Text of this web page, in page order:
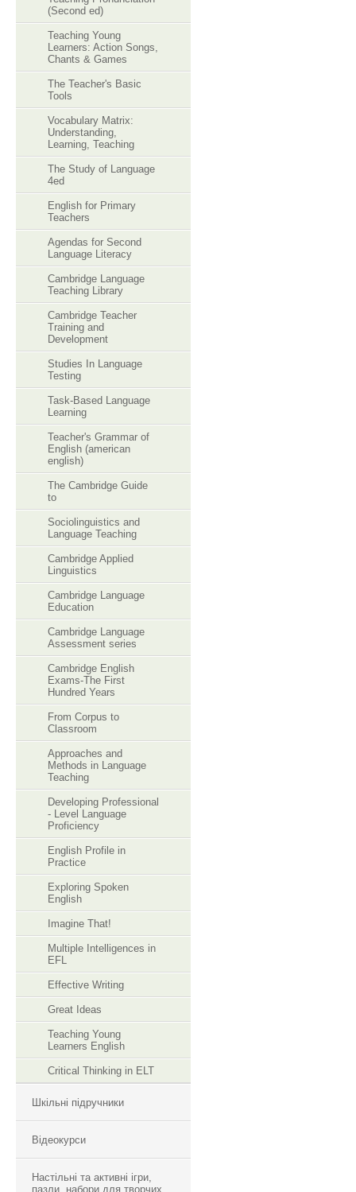
(Second ed)
Teaching Young
Learners: Action Songs,
Chants & Games
The Teacher's Basic
Tools
Vocabulary Matrix:
Understanding,
Learning, Teaching
The Study of Language
4ed
English for Primary
Teachers
Agendas for Second
Language Literacy
Cambridge Language
Teaching Library
Cambridge Teacher
Training and
Development
Studies In Language
Testing
Task-Based Language
Learning
Teacher's Grammar of
English (american
english)
The Cambridge Guide
to
Sociolinguistics and
Language Teaching
Cambridge Applied
Linguistics
Cambridge Language
Education
Cambridge Language
Assessment series
Cambridge English
Exams-The First
Hundred Years
From Corpus to
Classroom
Approaches and
Methods in Language
Teaching
Developing Professional
- Level Language
Proficiency
English Profile in
Practice
Exploring Spoken
English
Imagine That!
Multiple Intelligences in
EFL
Effective Writing
Great Ideas
Teaching Young
Learners English
Critical Thinking in ELT
Шкільні підручники
Відеокурси
Настільні та активні ігри,
пазли, набори для творчих